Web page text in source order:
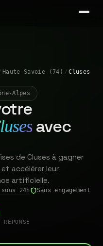
Haute-Savoie (74) / Cluses
Alpes
avec
de Cluses à gagner
accélérer leur
artificielle.
sous 24h Sans engagement